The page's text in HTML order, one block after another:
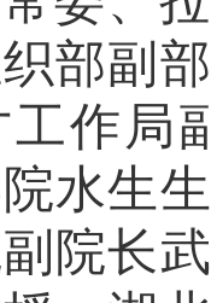
部副
作局
水生
院长